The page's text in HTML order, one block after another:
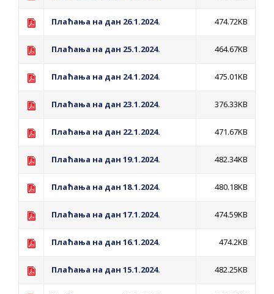
ВОЈСКЕ РЕПУБЛИКЕ СРПСКЕ У СТАЊУ
Обрасци захтјева за регресирано
новембра
Захтјев за издавање ПОНОСНЕ КАРТИЦЕ
7. августа
Плаћања на дан 26.1.2024. 474.72KB
Плаћања на дан 25.1.2024. 464.67KB
Плаћања на дан 24.1.2024. 475.01KB
Плаћања на дан 23.1.2024. 376.33KB
Плаћања на дан 22.1.2024. 471.67KB
Плаћања на дан 19.1.2024. 482.34KB
Плаћања на дан 18.1.2024. 480.18KB
Плаћања на дан 17.1.2024. 474.59KB
Плаћања на дан 16.1.2024. 474.2KB
Плаћања на дан 15.1.2024. 482.25KB